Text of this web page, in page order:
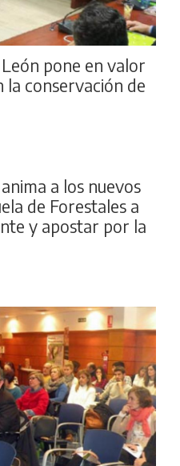
pone en valor
la conservación de
a los nuevos
de Forestales a
y apostar por la